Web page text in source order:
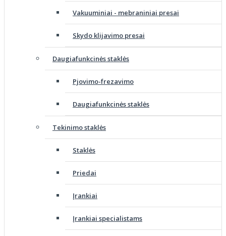
Vakuuminiai - mebraniniai presai
Skydo klijavimo presai
Daugiafunkcinės staklės
Pjovimo-frezavimo
Daugiafunkcinės staklės
Tekinimo staklės
Staklės
Priedai
Įrankiai
Įrankiai specialistams